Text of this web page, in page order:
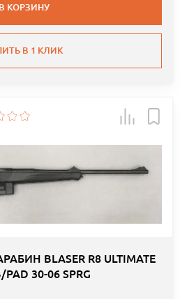
В КОРЗИНУ
В 1 КЛИК
BLASER R8 ULTIMATE
30-06 SPRG